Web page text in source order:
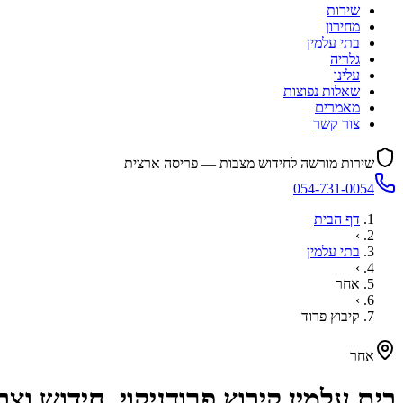
שירות
מחירון
בתי עלמין
גלריה
עלינו
שאלות נפוצות
מאמרים
צור קשר
שירות מורשה לחידוש מצבות — פריסה ארצית
054-731-0054
דף הבית
›
בתי עלמין
›
אחר
›
קיבוץ פרוד
אחר